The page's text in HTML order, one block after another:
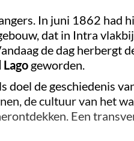
In juni 1862 had
dat in Intra
de dag herbergt
Lago geworden.
doel de geschiedenis
de cultuur van het
Een